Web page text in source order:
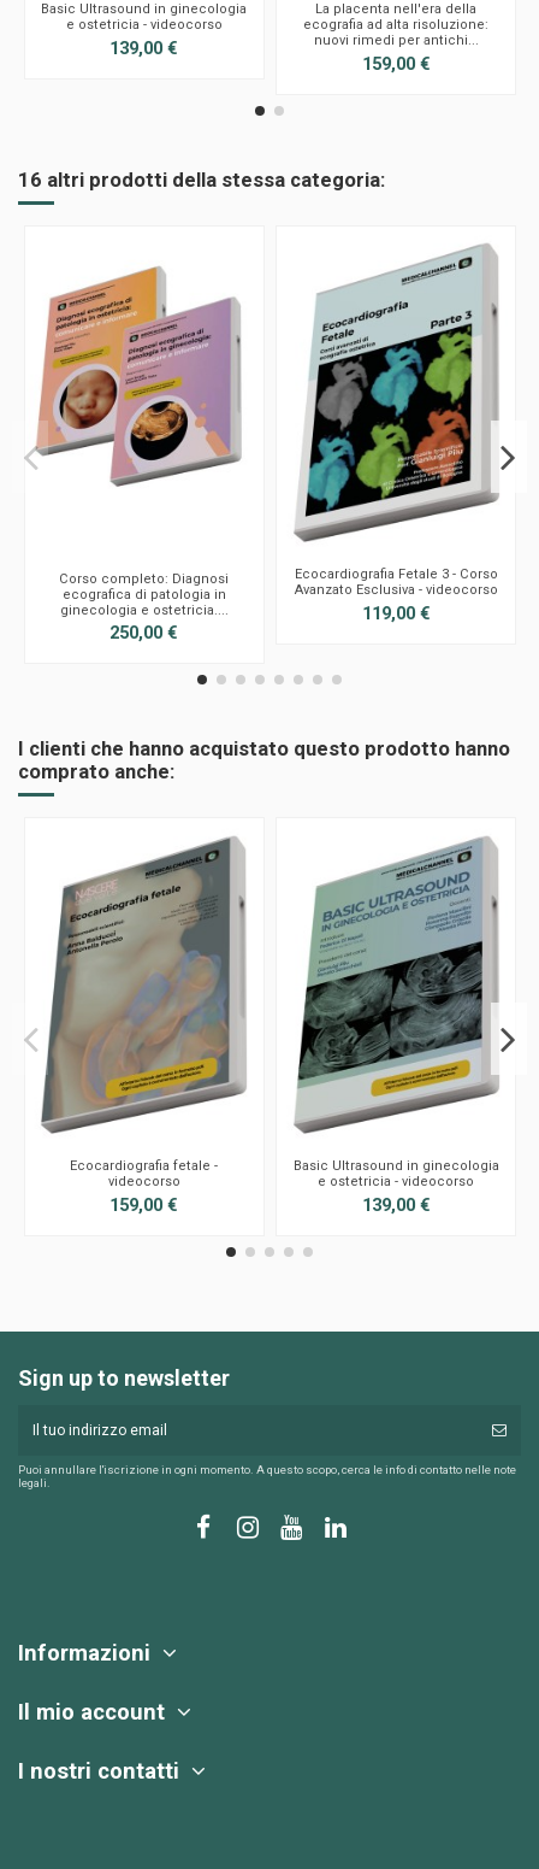
Basic Ultrasound in ginecologia
e ostetricia - videocorso
139,00 €
La placenta nell'era della
ecografia ad alta risoluzione:
nuovi rimedi per antichi...
159,00 €
16 altri prodotti della stessa categoria:
Corso completo: Diagnosi
ecografica di patologia in
ginecologia e ostetricia....
250,00 €
Ecocardiografia Fetale 3 - Corso
Avanzato Esclusiva - videocorso
119,00 €
I clienti che hanno acquistato questo prodotto hanno
comprato anche:
Ecocardiografia fetale -
videocorso
159,00 €
Basic Ultrasound in ginecologia
e ostetricia - videocorso
139,00 €
Sign up to newsletter
Puoi annullare l'iscrizione in ogni momento. A questo scopo, cerca le info di contatto nelle note
legali.
Informazioni
Il mio account
I nostri contatti